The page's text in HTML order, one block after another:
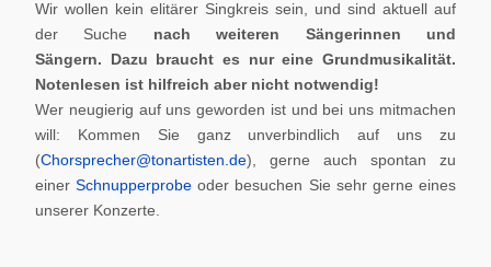
Wir wollen kein elitärer Singkreis sein, und sind aktuell auf
der Suche nach weiteren Sängerinnen und
Sängern. Dazu braucht es nur eine Grundmusikalität.
Notenlesen ist hilfreich aber nicht notwendig!
Wer neugierig auf uns geworden ist und bei uns mitmachen
will: Kommen Sie ganz unverbindlich auf uns zu
(Chorsprecher@tonartisten.de), gerne auch spontan zu
einerSchnupperprobe oder besuchen Sie sehr gerne eines
unserer Konzerte.